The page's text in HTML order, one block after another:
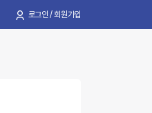
로그인 / 회원가입